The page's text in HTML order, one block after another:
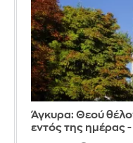
Άγκυρα: Θεού
εντός της ημέρας